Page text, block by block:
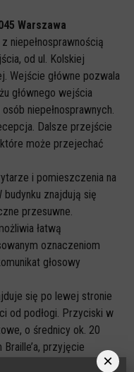
Warszawa
niepełnosprawnością
od ul. Kolskiej
Wejście główne pozwala
głównego wejścia
niepełnosprawnych.
Dalsze przejście
może przejechać
i pomieszczenia na
budynku znajdują się
przesuwne.
łatwą
oznaczeniom
głosowy
się po lewej stronie
od podłogi. Przyciski w
o średnicy ok. 20
przyjęcie
×